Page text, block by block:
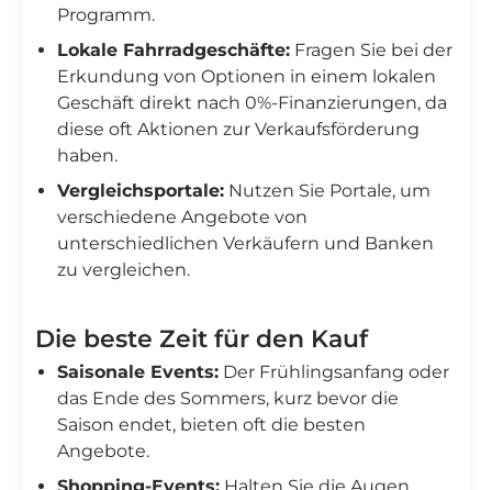
Programm.
Lokale Fahrradgeschäfte: Fragen Sie bei der
Erkundung von Optionen in einem lokalen
Geschäft direkt nach 0%-Finanzierungen, da
diese oft Aktionen zur Verkaufsförderung
haben.
Vergleichsportale: Nutzen Sie Portale, um
verschiedene Angebote von
unterschiedlichen Verkäufern und Banken
zu vergleichen.
Die beste Zeit für den Kauf
Saisonale Events: Der Frühlingsanfang oder
das Ende des Sommers, kurz bevor die
Saison endet, bieten oft die besten
Angebote.
Shopping-Events: Halten Sie die Augen